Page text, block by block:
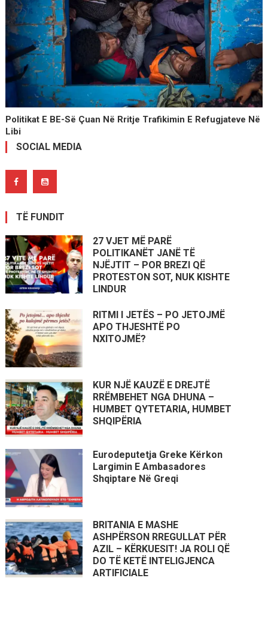
Politikat E BE-Së Çuan Në Rritje Trafikimin E Refugjateve Në
Libi
SOCIAL MEDIA
TË FUNDIT
27 VJET MË PARË
POLITIKANËT JANË TË
NJËJTIT – POR BREZI QË
PROTESTON SOT, NUK KISHTE
LINDUR
RITMI I JETËS – PO JETOJMË
APO THJESHTË PO
NXITOJMË?
KUR NJË KAUZË E DREJTË
RRËMBEHET NGA DHUNA –
HUMBET QYTETARIA, HUMBET
SHQIPËRIA
Eurodeputetja Greke Kërkon
Largimin E Ambasadores
Shqiptare Në Greqi
BRITANIA E MASHE
ASHPËRSON RREGULLAT PËR
AZIL – KËRKUESIT! JA ROLI QË
DO TË KETË INTELIGJENCA
ARTIFICIALE